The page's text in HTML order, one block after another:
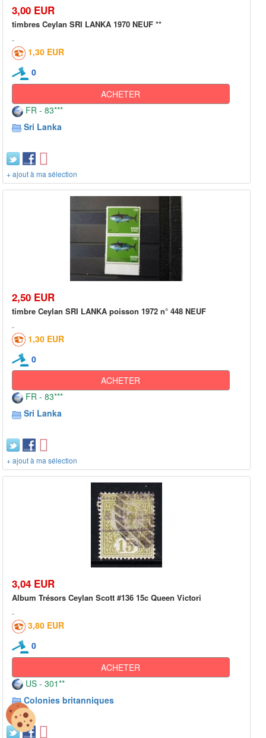
3,00 EUR
timbres Ceylan SRI LANKA 1970 NEUF **
1,30 EUR
0
ACHETER
FR - 83***
Sri Lanka
+ ajout à ma sélection
2,50 EUR
timbre Ceylan SRI LANKA poisson 1972 n° 448 NEUF
1,30 EUR
0
ACHETER
FR - 83***
Sri Lanka
+ ajout à ma sélection
3,04 EUR
Album Trésors Ceylan Scott #136 15c Queen Victori
3,80 EUR
0
ACHETER
US - 301**
Colonies britanniques